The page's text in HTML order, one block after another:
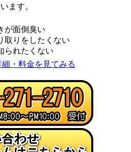
ます。
が面倒臭い
取りをしたくない
られたくない
・料金を見てみる